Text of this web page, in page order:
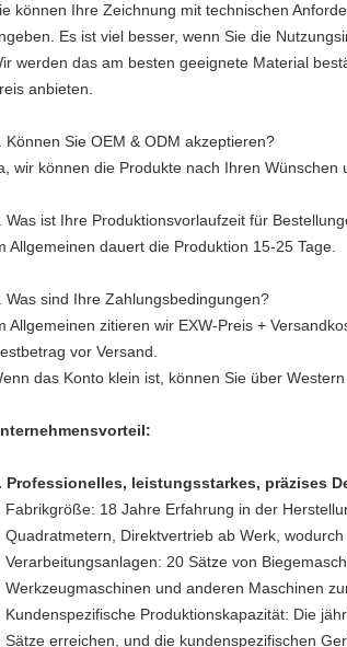
können Ihre Zeichnung mit technischen
Es ist viel besser, wenn Sie die
werden das am besten geeignete Material
anbieten.
Können Sie OEM & ODM akzeptieren?
wir können die Produkte nach Ihren Wünschen
Was ist Ihre Produktionsvorlaufzeit für
Allgemeinen dauert die Produktion 15-25 Tage.
Was sind Ihre Zahlungsbedingungen?
Allgemeinen zitieren wir EXW-Preis +
vor Versand.
das Konto klein ist, können Sie über Western
Professionelles, leistungsstarkes, präzises
Fabrikgröße: 18 Jahre Erfahrung in der
Quadratmetern, Direktvertrieb ab Werk,
Verarbeitungsanlagen: 20 Sätze von
Werkzeugmaschinen und anderen Maschinen
Kundenspezifische Produktionskapazität: Die
Sätze erreichen, und die kundenspezifischen